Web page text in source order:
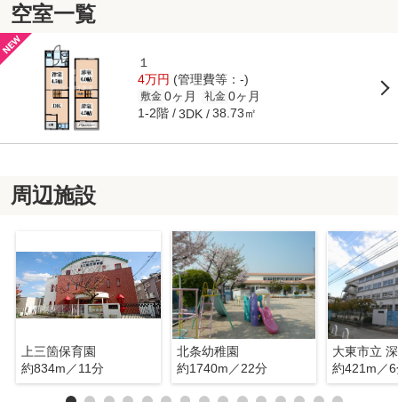
空室一覧
１
4万円 (管理費等：-)
敷金 0ヶ月 礼金 0ヶ月
1-2階 3DK 38.73㎡
周辺施設
上三箇保育園
約834m／11分
北条幼稚園
約1740m／22分
大東市立
約421m／